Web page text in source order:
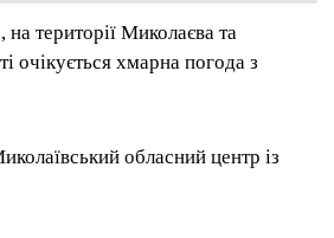
території Миколаєва та
очікується хмарна погода з
обласний центр із